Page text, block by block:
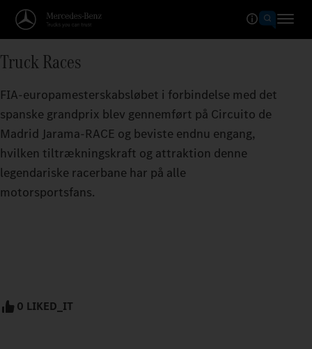
Truck Races
FIA-europamesterskabsløbet i forbindelse med det
spanske grandprix blev gennemført på Circuito de
Madrid Jarama-RACE og beviste endnu engang,
hvilken tiltrækningskraft og attraktion denne
legendariske racerbane har på alle
motorsportsfans.
0 LIKED_IT